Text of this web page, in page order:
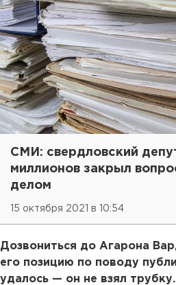
СМИ: свердловский
миллионов закрыл
делом
15 октября 2021 в 10:54
Дозвониться до Агарона
его позицию по поводу
удалось — он не взял трубку.